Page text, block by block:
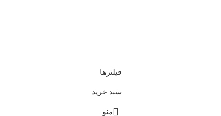
فیلترها
سبد خرید
منو